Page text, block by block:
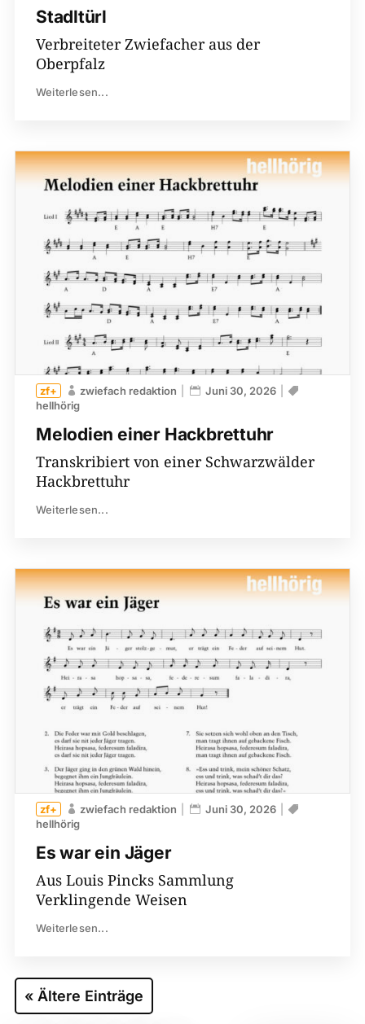
Stadltürl
Verbreiteter Zwiefacher aus der
Oberpfalz
Weiterlesen...
Melodien einer Hackbrettuhr
zwiefach redaktion
Juni 30, 2026
hellhörig
Transkribiert von einer Schwarzwälder
Hackbrettuhr
Weiterlesen...
Es war ein Jäger
zwiefach redaktion
Juni 30, 2026
hellhörig
Aus Louis Pincks Sammlung
Verklingende Weisen
Weiterlesen...
« Ältere Einträge